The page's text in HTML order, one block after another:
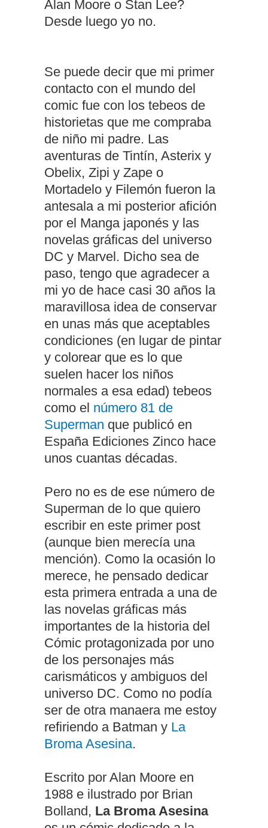
Alan Moore o Stan Lee?
Desde luego yo no.
Se puede decir que mi primer
contacto con el mundo del
comic fue con los tebeos de
historietas que me compraba
de niño mi padre. Las
aventuras de Tintín, Asterix y
Obelix, Zipi y Zape o
Mortadelo y Filemón fueron la
antesala a mi posterior afición
por el Manga japonés y las
novelas gráficas del universo
DC y Marvel. Dicho sea de
paso, tengo que agradecer a
mi yo de hace casi 30 años la
maravillosa idea de conservar
en unas más que aceptables
condiciones (en lugar de pintar
y colorear que es lo que
suelen hacer los niños
normales a esa edad) tebeos
como el número 81 de
Superman que publicó en
España Ediciones Zinco hace
unos cuantas décadas.
Pero no es de ese número de
Superman de lo que quiero
escribir en este primer post
(aunque bien merecía una
mención). Como la ocasión lo
merece, he pensado dedicar
esta primera entrada a una de
las novelas gráficas más
importantes de la historia del
Cómic protagonizada por uno
de los personajes más
carismáticos y ambiguos del
universo DC. Como no podía
ser de otra manaera me estoy
refiriendo a Batman y La
Broma Asesina.
Escrito por Alan Moore en
1988 e ilustrado por Brian
Bolland, La Broma Asesina